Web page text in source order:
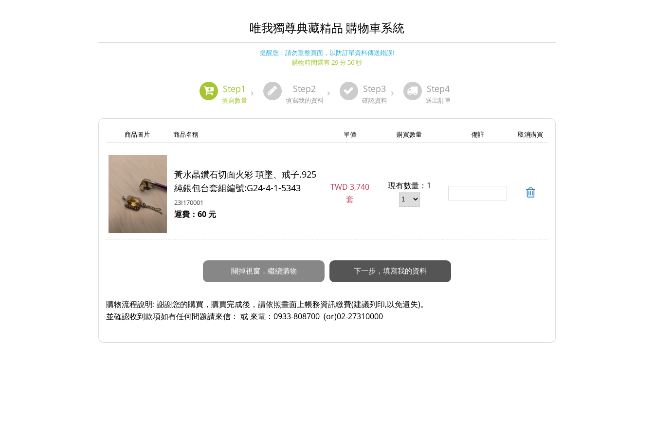
唯我獨尊典藏精品 購物車系統
提醒您：請勿重整頁面，以防訂單資料傳送錯誤!
購物時間還有 29 分 56 秒
Step1
填寫數量
Step2
填寫我的資料
Step3
確認資料
Step4
送出訂單
商品圖片 商品名稱 單價 購買數量 備註 取消購買
黃水晶鑽石切面火彩 項墜、戒子.925
純銀包台套組編號:G24-4-1-5343
23I170001
運費：60 元
TWD 3,740
套
現有數量：1
購物流程說明: 謝謝您的購買，購買完成後，請依照畫面上帳務資訊繳費(建議列印,以免遺失)。
並確認收到款項如有任何問題請來信： 或 來電：0933-808700 (or)02-27310000